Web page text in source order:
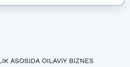
ASOSIDA OILAVIY BIZNES